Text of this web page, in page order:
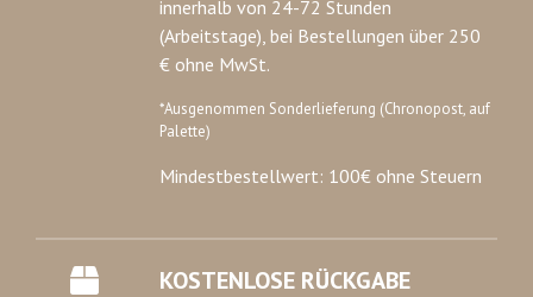
innerhalb von 24-72 Stunden
(Arbeitstage), bei Bestellungen über 250
€ ohne MwSt.
*Ausgenommen Sonderlieferung (Chronopost, auf
Palette)
Mindestbestellwert: 100€ ohne Steuern
KOSTENLOSE RÜCKGABE